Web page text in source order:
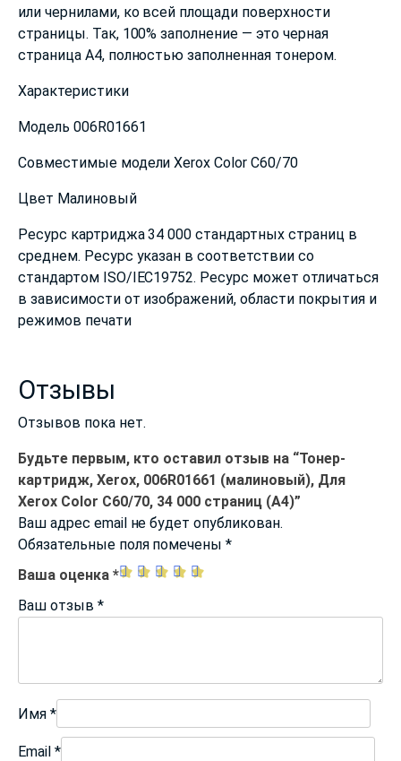
или чернилами, ко всей площади поверхности
страницы. Так, 100% заполнение — это черная
страница А4, полностью заполненная тонером.
Характеристики
Модель 006R01661
Совместимые модели Xerox Color C60/70
Цвет Малиновый
Ресурс картриджа 34 000 стандартных страниц в
среднем. Ресурс указан в соответствии со
стандартом ISO/IEC19752. Ресурс может отличаться
в зависимости от изображений, области покрытия и
режимов печати
Отзывы
Отзывов пока нет.
Будьте первым, кто оставил отзыв на “Тонер-
картридж, Xerox, 006R01661 (малиновый), Для
Xerox Color C60/70, 34 000 страниц (А4)”
Ваш адрес email не будет опубликован.
Обязательные поля помечены*
Ваша оценка *
Ваш отзыв *
Имя *
Email *